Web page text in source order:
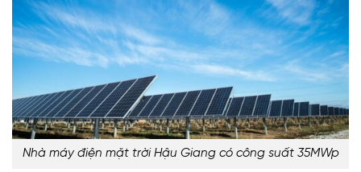
Nhà máy điện mặt trời Hậu Giang có công suất 35MWp